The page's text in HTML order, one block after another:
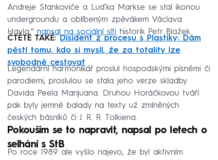
Andreje Stankoviče a Luďka Markse se stal ikonou
undergroundu a oblíbeným zpěvákem Václava
Havla,“ napsal na sociální síti historik Petr Blažek.
ČTĚTE TAKÉ:
Disident z procesu s Plastiky: Dám
pěstí tomu, kdo si myslí, že za totality lze
svobodně cestovat
Legendární harmonikář proslul hospodskými písněmi či
parodiemi, proslulou se stala jeho verze skladby
Davida Peela Marijuana. Druhou Horáčkovou tváří
pak byly jemné balady na texty už zmíněných
českých básníků či J. R. R. Tolkiena.
Pokouším se to napravit, napsal po letech o
selhání s StB
Po roce 1989 ale vyšlo najevo, že byl aktivním